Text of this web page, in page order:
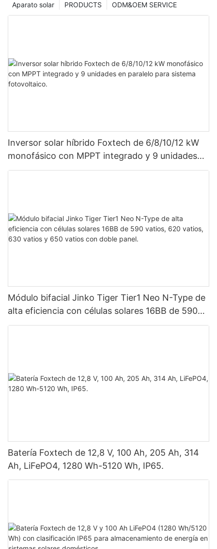
ODM&OEM SERVICE
PRODUCTS
Aparato solar
Inversor solar híbrido Foxtech de 6/8/10/12 kW
monofásico con MPPT integrado y 9 unidades
en paralelo para sistema fotovoltaico.
Módulo bifacial Jinko Tiger Tier1 Neo N-Type de
alta eficiencia con células solares 16BB de 590
vatios, 620 vatios, 630 vatios y 650 vatios con
Batería Foxtech de 12,8 V, 100 Ah, 205 Ah, 314
Ah, LiFePO4, 1280 Wh-5120 Wh, IP65.